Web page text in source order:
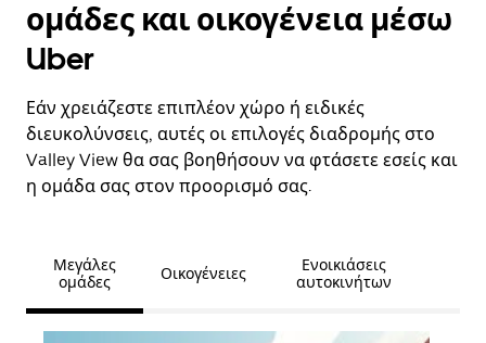
ομάδες και οικογένεια μέσω
Uber
Εάν χρειάζεστε επιπλέον χώρο ή ειδικές
διευκολύνσεις, αυτές οι επιλογές διαδρομής στο
Valley View θα σας βοηθήσουν να φτάσετε εσείς και
η ομάδα σας στον προορισμό σας.
Μεγάλες
ομάδες
Οικογένειες
Ενοικιάσεις
αυτοκινήτων